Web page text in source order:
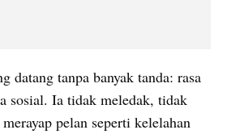
datang tanpa banyak tanda: rasa
sosial. Ia tidak meledak, tidak
pelan seperti kelelahan